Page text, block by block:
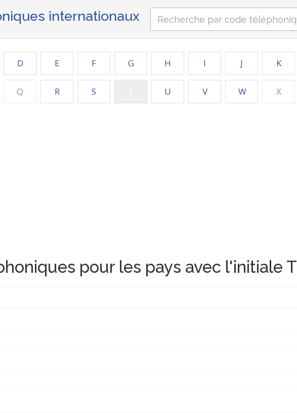
internationaux
D E F G H I J K
Q R S U V W X
pour les pays avec l'initiale T